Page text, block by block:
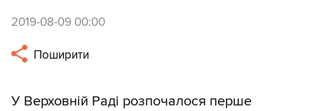
2019-08-09 00:00
Поширити
У Верховній Раді розпочалося перше